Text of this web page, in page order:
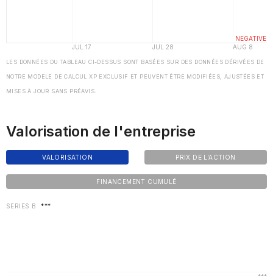
LES DONNÉES DU TABLEAU CI-DESSUS SONT BASÉES SUR DES DONNÉES DÉRIVÉES DE
NOTRE MODÈLE DE CALCUL XP EXCLUSIF ET PEUVENT ÊTRE MODIFIÉES, AJUSTÉES ET
MISES À JOUR SANS PRÉAVIS.
Valorisation de l'entreprise
VALORISATION PRIX DE L'ACTION
FINANCEMENT CUMULÉ
SERIES B ***